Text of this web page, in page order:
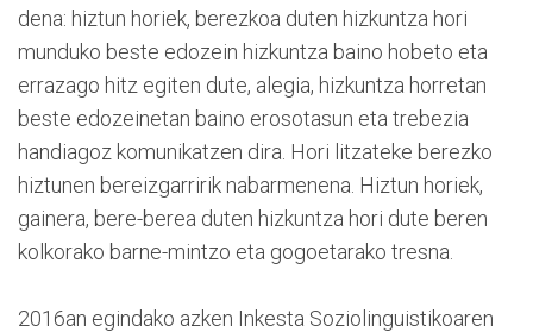
dena: hiztun horiek, berezkoa duten hizkuntza hori
munduko beste edozein hizkuntza baino hobeto eta
errazago hitz egiten dute, alegia, hizkuntza horretan
beste edozeinetan baino erosotasun eta trebezia
handiagoz komunikatzen dira. Hori litzateke berezko
hiztunen bereizgarririk nabarmenena. Hiztun horiek,
gainera, bere-berea duten hizkuntza hori dute beren
kolkorako barne-mintzo eta gogoetarako tresna.
2016an egindako azken Inkesta Soziolinguistikoaren